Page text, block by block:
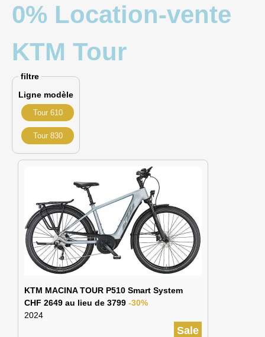
0% Location-vente
KTM Tour
filtre
Ligne modèle
Tour 610
Tour 830
KTM MACINA TOUR P510 Smart System
CHF 2649 au lieu de 3799 -30%
2024
Sale